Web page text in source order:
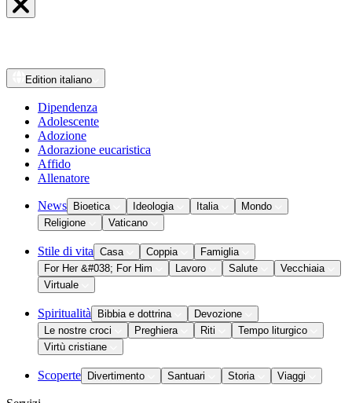
Edition italiano
Dipendenza
Adolescente
Adozione
Adorazione eucaristica
Affido
Allenatore
News Bioetica Ideologia Italia
Mondo
Religione
Vaticano
Stile di vita Casa Coppia
Famiglia
For Her &#038; For Him
Lavoro Salute
Vecchiaia
Virtuale
Spiritualità Bibbia e dottrina
Devozione
Le nostre croci
Preghiera Riti
Tempo liturgico
Virtù cristiane
Scoperte Divertimento Santuari Storia Viaggi